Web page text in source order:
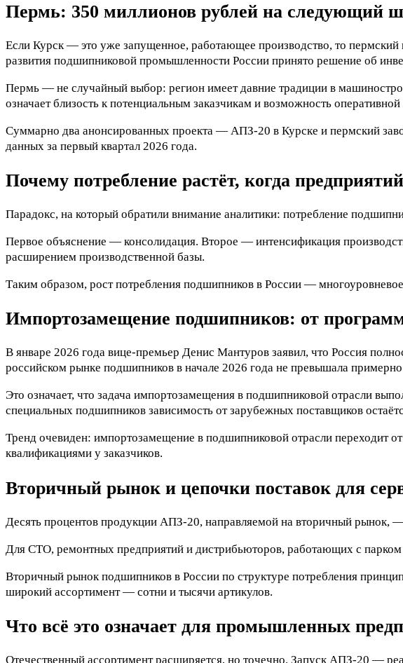
Пермь: 350 миллионов рублей на следующий
Если Курск — это уже запущенное, работающее производство, то
развития подшипниковой промышленности России принято решение об
Пермь — не случайный выбор: регион имеет давние традиции в
означает близость к потенциальным заказчикам и возможность оперативной
Суммарно два анонсированных проекта — АПЗ-20 в Курске и пермский
данных за первый квартал 2026 года.
Почему потребление растёт, когда
Парадокс, на который обратили внимание аналитики: потребление
Первое объяснение — консолидация. Второе — интенсификация
расширением производственной базы.
Таким образом, рост потребления подшипников в России —
Импортозамещение подшипников: от
В январе 2026 года вице-премьер Денис Мантуров заявил, что Россия
российском рынке подшипников в начале 2026 года не превышала
Это означает, что задача импортозамещения в подшипниковой отрасли
специальных подшипников зависимость от зарубежных поставщиков
Тренд очевиден: импортозамещение в подшипниковой отрасли
квалификациями у заказчиков.
Вторичный рынок и цепочки поставок для
Десять процентов продукции АПЗ-20, направляемой на вторичный
Для СТО, ремонтных предприятий и дистрибьюторов, работающих с
Вторичный рынок подшипников в России по структуре потребления
широкий ассортимент — сотни и тысячи артикулов.
Что всё это означает для промышленных
Отечественный ассортимент расширяется, но точечно. Запуск АПЗ-20 —